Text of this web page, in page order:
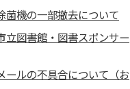
菌機の一部撤去について
立図書館・図書スポンサー
ールの不具合について（お